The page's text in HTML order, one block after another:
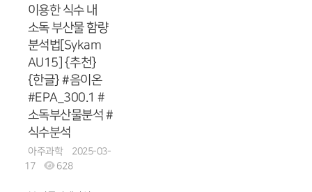
이용한 식수 내
소독 부산물 함량
분석법[Sykam
AU15] {추천}
{한글} #음이온
#EPA_300.1 #
소독부산물분석 #
식수분석
아주과학
2025-03-
17
628